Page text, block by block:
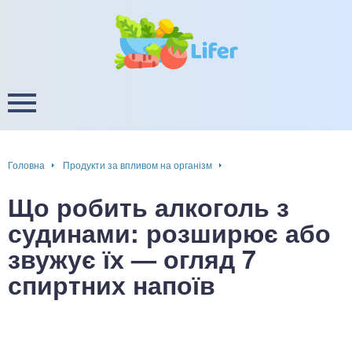
Головна Продукти за впливом на організм
Що робить алкоголь з
судинами: розширює або
звужує їх — огляд 7
спиртних напоїв
ШКТ
/ звуження судин
енергії, уваги